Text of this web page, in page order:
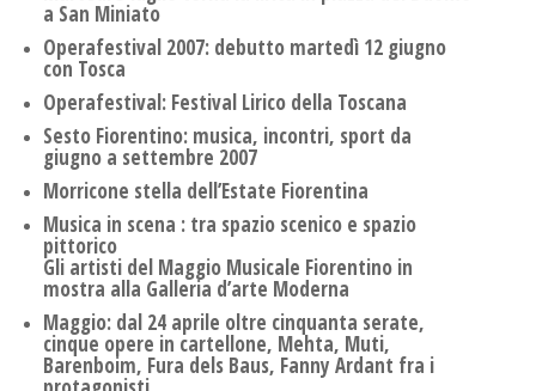
a San Miniato
Operafestival 2007: debutto martedì 12 giugno
con Tosca
Operafestival: Festival Lirico della Toscana
Sesto Fiorentino: musica, incontri, sport da
giugno a settembre 2007
Morricone stella dell’Estate Fiorentina
Musica in scena : tra spazio scenico e spazio
pittorico
Gli artisti del Maggio Musicale Fiorentino in
mostra alla Galleria d’arte Moderna
Maggio: dal 24 aprile oltre cinquanta serate,
cinque opere in cartellone, Mehta, Muti,
Barenboim, Fura dels Baus, Fanny Ardant fra i